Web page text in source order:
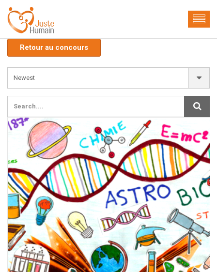
Retour au concours